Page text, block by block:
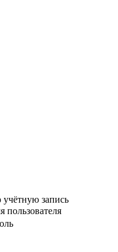
запись
пользователя